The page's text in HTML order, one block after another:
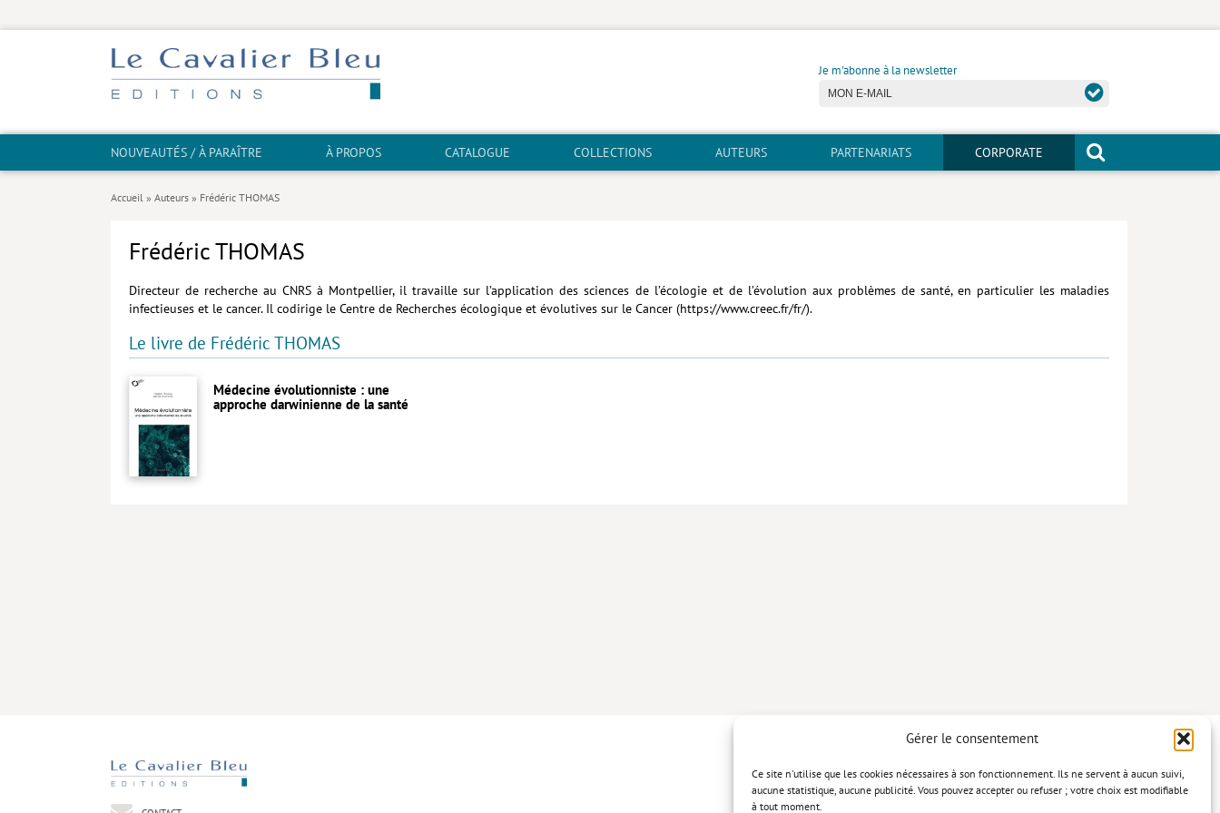
Gérer le consentement
Ce site n'utilise que les cookies nécessaires à son fonctionnement. Ils ne servent à aucun suivi,
aucune statistique, aucune publicité. Vous pouvez accepter ou refuser ; votre choix est modifiable
à tout moment.
Je m'abonne à la newsletter
NOUVEAUTÉS / À PARAÎTRE À PROPOS CATALOGUE COLLECTIONS AUTEURS PARTENARIATS CORPORATE
Accueil » Auteurs » Frédéric THOMAS
Frédéric THOMAS
Directeur de recherche au CNRS à Montpellier, il travaille sur l’application des sciences de l’écologie et de l’évolution aux problèmes de santé, en particulier les maladies
infectieuses et le cancer. Il codirige le Centre de Recherches écologique et évolutives sur le Cancer (https://www.creec.fr/fr/).
Le livre de Frédéric THOMAS
Médecine évolutionniste : une
approche darwinienne de la santé
Politique de confidentialité